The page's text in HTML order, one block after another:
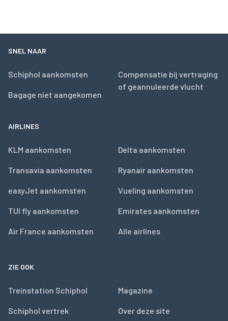
SNEL NAAR
Schiphol aankomsten
Bagage niet aangekomen
Compensatie bij vertraging
of geannuleerde vlucht
AIRLINES
KLM aankomsten
Transavia aankomsten
easyJet aankomsten
TUI fly aankomsten
Air France aankomsten
Delta aankomsten
Ryanair aankomsten
Vueling aankomsten
Emirates aankomsten
Alle airlines
ZIE OOK
Treinstation Schiphol
Schiphol vertrek
Magazine
Over deze site